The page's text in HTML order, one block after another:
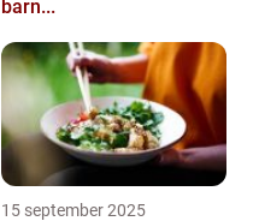
barn...
15 september 2025